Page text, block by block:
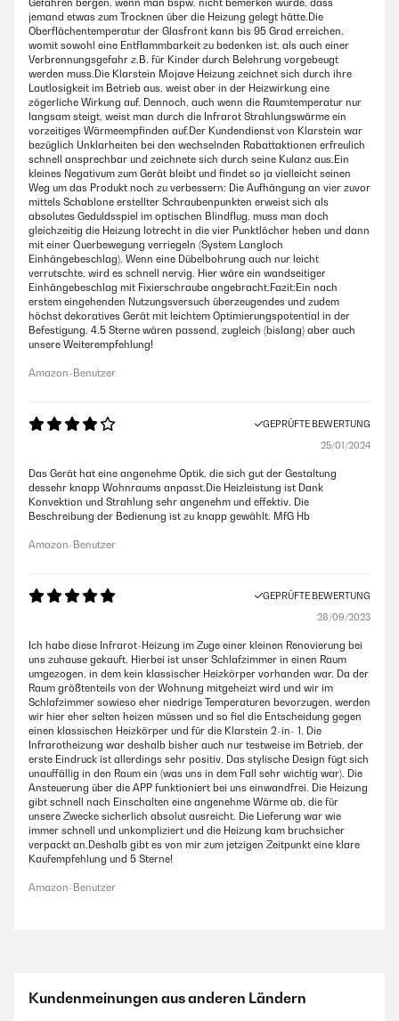
Gefahren bergen, wenn man bspw. nicht bemerken würde, dass
jemand etwas zum Trocknen über die Heizung gelegt hätte.Die
Oberflächentemperatur der Glasfront kann bis 95 Grad erreichen,
womit sowohl eine Entflammbarkeit zu bedenken ist, als auch einer
Verbrennungsgefahr z.B. für Kinder durch Belehrung vorgebeugt
werden muss.Die Klarstein Mojave Heizung zeichnet sich durch ihre
Lautlosigkeit im Betrieb aus, weist aber in der Heizwirkung eine
zögerliche Wirkung auf. Dennoch, auch wenn die Raumtemperatur nur
langsam steigt, weist man durch die Infrarot Strahlungswärme ein
vorzeitiges Wärmeempfinden auf.Der Kundendienst von Klarstein war
bezüglich Unklarheiten bei den wechselnden Rabattaktionen erfreulich
schnell ansprechbar und zeichnete sich durch seine Kulanz aus.Ein
kleines Negativum zum Gerät bleibt und findet so ja vielleicht seinen
Weg um das Produkt noch zu verbessern: Die Aufhängung an vier zuvor
mittels Schablone erstellter Schraubenpunkten erweist sich als
absolutes Geduldsspiel im optischen Blindflug, muss man doch
gleichzeitig die Heizung lotrecht in die vier Punktlöcher heben und dann
mit einer Querbewegung verriegeln (System Langloch
Einhängebeschlag). Wenn eine Dübelbohrung auch nur leicht
verrutschte, wird es schnell nervig. Hier wäre ein wandseitiger
Einhängebeschlag mit Fixierschraube angebracht.Fazit:Ein nach
erstem eingehenden Nutzungsversuch überzeugendes und zudem
höchst dekoratives Gerät mit leichtem Optimierungspotential in der
Befestigung. 4.5 Sterne wären passend, zugleich (bislang) aber auch
unsere Weiterempfehlung!
Amazon-Benutzer
GEPRÜFTE BEWERTUNG
25/01/2024
Das Gerät hat eine angenehme Optik, die sich gut der Gestaltung
dessehr knapp Wohnraums anpasst.Die Heizleistung ist Dank
Konvektion und Strahlung sehr angenehm und effektiv. Die
Beschreibung der Bedienung ist zu knapp gewählt. MfG Hb
Amazon-Benutzer
GEPRÜFTE BEWERTUNG
28/09/2023
Ich habe diese Infrarot-Heizung im Zuge einer kleinen Renovierung bei
uns zuhause gekauft. Hierbei ist unser Schlafzimmer in einen Raum
umgezogen, in dem kein klassischer Heizkörper vorhanden war. Da der
Raum größtenteils von der Wohnung mitgeheizt wird und wir im
Schlafzimmer sowieso eher niedrige Temperaturen bevorzugen, werden
wir hier eher selten heizen müssen und so fiel die Entscheidung gegen
einen klassischen Heizkörper und für die Klarstein 2-in- 1. Die
Infrarotheizung war deshalb bisher auch nur testweise im Betrieb, der
erste Eindruck ist allerdings sehr positiv. Das stylische Design fügt sich
unauffällig in den Raum ein (was uns in dem Fall sehr wichtig war). Die
Ansteuerung über die APP funktioniert bei uns einwandfrei. Die Heizung
gibt schnell nach Einschalten eine angenehme Wärme ab, die für
unsere Zwecke sicherlich absolut ausreicht. Die Lieferung war wie
immer schnell und unkompliziert und die Heizung kam bruchsicher
verpackt an.Deshalb gibt es von mir zum jetzigen Zeitpunkt eine klare
Kaufempfehlung und 5 Sterne!
Amazon-Benutzer
Kundenmeinungen aus anderen Ländern